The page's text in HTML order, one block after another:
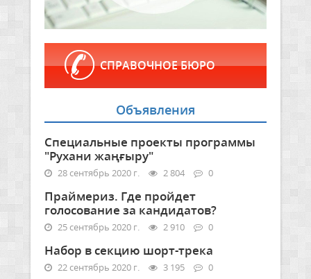
СПРАВОЧНОЕ БЮРО
Объявления
Специальные проекты программы
"Рухани жаңғыру"
28 сентябрь 2020 г. 2 804 0
Праймериз. Где пройдет
голосование за кандидатов?
25 сентябрь 2020 г. 2 910 0
Набор в секцию шорт-трека
22 сентябрь 2020 г. 3 195 0